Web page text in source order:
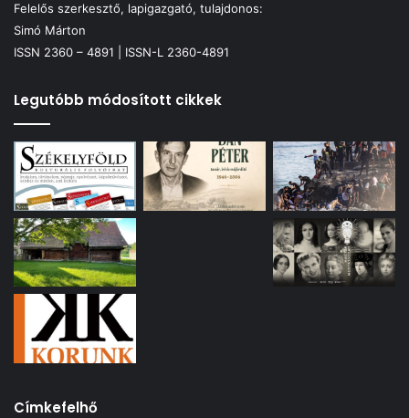
Felelős szerkesztő, lapigazgató, tulajdonos:
Simó Márton
ISSN 2360 – 4891 | ISSN-L 2360-4891
Legutóbb módosított cikkek
Címkefelhő